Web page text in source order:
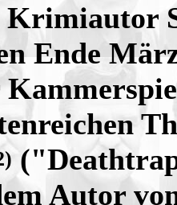
Krimiautor
Ende
Autor